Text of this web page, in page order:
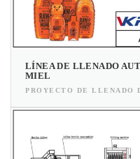
LÍNEA DE LLENADO
MIEL
PROYECTO DE LLENADO